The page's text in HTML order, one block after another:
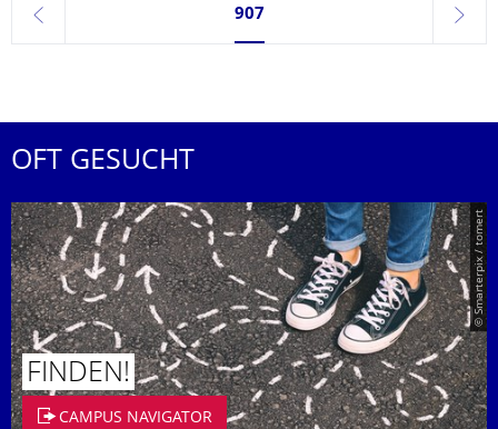
zurück
Seite 907, aktuell ausgewählt
907
weiter
OFT GESUCHT
© Smarterpix / tomert
FINDEN!
CAMPUS NAVIGATOR